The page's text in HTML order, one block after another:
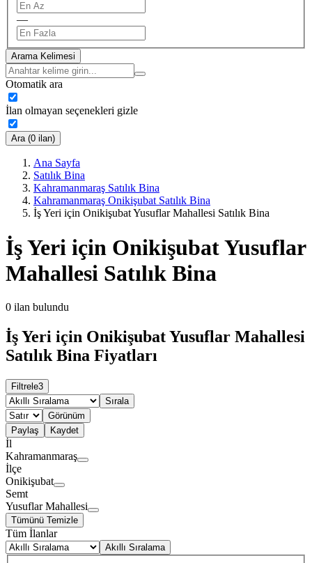
—
Arama Kelimesi
Otomatik ara
İlan olmayan seçenekleri gizle
Ara (0 ilan)
Ana Sayfa
Satılık Bina
Kahramanmaraş Satılık Bina
Kahramanmaraş Onikişubat Satılık Bina
İş Yeri için Onikişubat Yusuflar Mahallesi Satılık Bina
İş Yeri için Onikişubat Yusuflar
Mahallesi Satılık Bina
0 ilan bulundu
İş Yeri için Onikişubat Yusuflar Mahallesi
Satılık Bina Fiyatları
Filtrele3
Sırala
Görünüm
Paylaş
Kaydet
İl
Kahramanmaraş
İlçe
Onikişubat
Semt
Yusuflar Mahallesi
Tümünü Temizle
Tüm İlanlar
Akıllı Sıralama